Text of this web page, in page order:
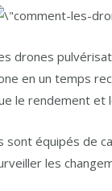
drones
en un temps
le rendement et
sont équipés de
les